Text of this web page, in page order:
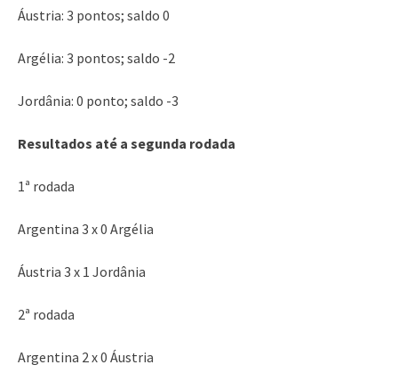
Áustria: 3 pontos; saldo 0
Argélia: 3 pontos; saldo -2
Jordânia: 0 ponto; saldo -3
Resultados até a segunda rodada
1ª rodada
Argentina 3 x 0 Argélia
Áustria 3 x 1 Jordânia
2ª rodada
Argentina 2 x 0 Áustria